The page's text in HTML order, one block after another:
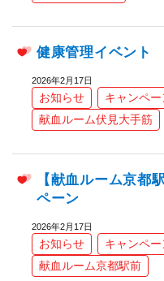
健康管理イベント
2026年2月17日
お知らせ キャンペ
献血ルーム伏見大手筋
【献血ルーム京都
ペーン
2026年2月17日
お知らせ キャンペ
献血ルーム京都駅前